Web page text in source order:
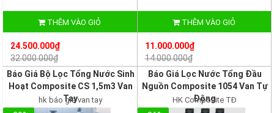
THÊM VÀO GIỎ
24.500.000₫
32.000.000₫
THÊM VÀO GIỎ
11.000.000₫
14.000.000₫
Báo Giá Bộ Lọc Tổng Nước Sinh
Hoạt Composite CS 1,5m3 Van
Tay
hk báo giá van tay
Báo Giá Lọc Nước Tổng Đầu
Nguồn Composite 1054 Van Tự
Động
HK Composite TĐ